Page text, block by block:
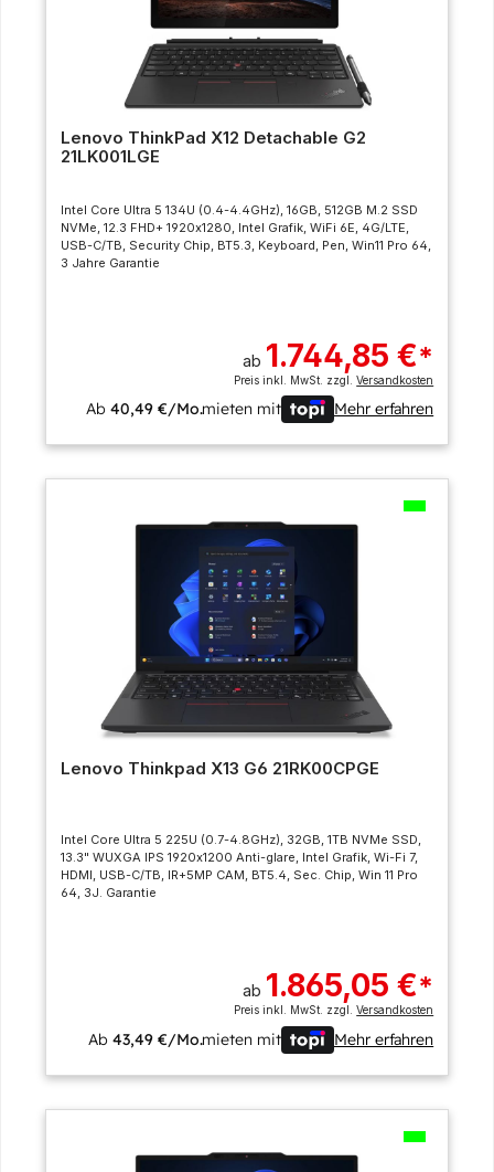
Lenovo ThinkPad X12 Detachable G2
21LK001LGE
Intel Core Ultra 5 134U (0.4-4.4GHz), 16GB, 512GB M.2 SSD
NVMe, 12.3 FHD+ 1920x1280, Intel Grafik, WiFi 6E, 4G/LTE,
USB-C/TB, Security Chip, BT5.3, Keyboard, Pen, Win11 Pro 64,
3 Jahre Garantie
ab 1.744,85 €*
Preis inkl. MwSt. zzgl.Versandkosten
Ab40,49 €/Mo.mieten mit Mehr erfahren
Lenovo Thinkpad X13 G6 21RK00CPGE
Intel Core Ultra 5 225U (0.7-4.8GHz), 32GB, 1TB NVMe SSD,
13.3" WUXGA IPS 1920x1200 Anti-glare, Intel Grafik, Wi-Fi 7,
HDMI, USB-C/TB, IR+5MP CAM, BT5.4, Sec. Chip, Win 11 Pro
64, 3J. Garantie
ab 1.865,05 €*
Preis inkl. MwSt. zzgl.Versandkosten
Ab43,49 €/Mo.mieten mit Mehr erfahren